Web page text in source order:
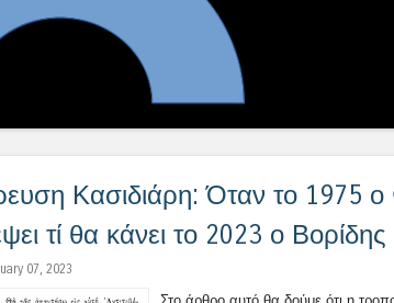
Κασιδιάρη: Όταν το 1975 ο
τί θα κάνει το 2023 ο Βορίδης
07, 2023